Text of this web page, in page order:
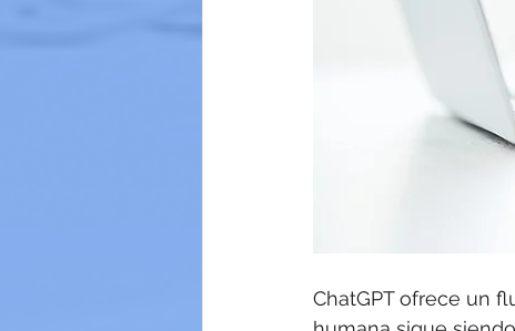
ChatGPT ofrece un